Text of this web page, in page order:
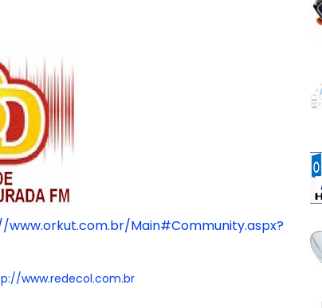
www.orkut.com.br/Main#Community.aspx?
www.redecol.com.br